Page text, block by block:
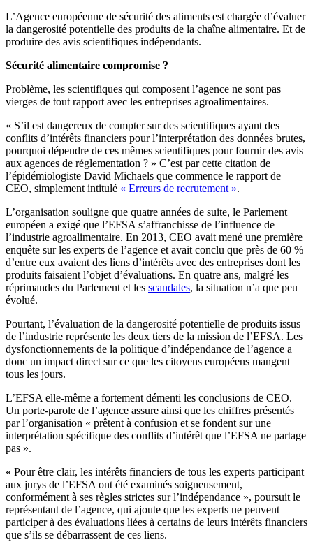
L’Agence européenne de sécurité des aliments est chargée d’évaluer
la dangerosité potentielle des produits de la chaîne alimentaire. Et de
produire des avis scientifiques indépendants.
Sécurité alimentaire compromise ?
Problème, les scientifiques qui composent l’agence ne sont pas
vierges de tout rapport avec les entreprises agroalimentaires.
« S’il est dangereux de compter sur des scientifiques ayant des
conflits d’intérêts financiers pour l’interprétation des données brutes,
pourquoi dépendre de ces mêmes scientifiques pour fournir des avis
aux agences de réglementation ? » C’est par cette citation de
l’épidémiologiste David Michaels que commence le rapport de
CEO, simplement intitulé « Erreurs de recrutement ».
L’organisation souligne que quatre années de suite, le Parlement
européen a exigé que l’EFSA s’affranchisse de l’influence de
l’industrie agroalimentaire. En 2013, CEO avait mené une première
enquête sur les experts de l’agence et avait conclu que près de 60 %
d’entre eux avaient des liens d’intérêts avec des entreprises dont les
produits faisaient l’objet d’évaluations. En quatre ans, malgré les
réprimandes du Parlement et les scandales, la situation n’a que peu
évolué.
Pourtant, l’évaluation de la dangerosité potentielle de produits issus
de l’industrie représente les deux tiers de la mission de l’EFSA. Les
dysfonctionnements de la politique d’indépendance de l’agence a
donc un impact direct sur ce que les citoyens européens mangent
tous les jours.
L’EFSA elle-même a fortement démenti les conclusions de CEO.
Un porte-parole de l’agence assure ainsi que les chiffres présentés
par l’organisation « prêtent à confusion et se fondent sur une
interprétation spécifique des conflits d’intérêt que l’EFSA ne partage
pas ».
« Pour être clair, les intérêts financiers de tous les experts participant
aux jurys de l’EFSA ont été examinés soigneusement,
conformément à ses règles strictes sur l’indépendance », poursuit le
représentant de l’agence, qui ajoute que les experts ne peuvent
participer à des évaluations liées à certains de leurs intérêts financiers
que s’ils se débarrassent de ces liens.